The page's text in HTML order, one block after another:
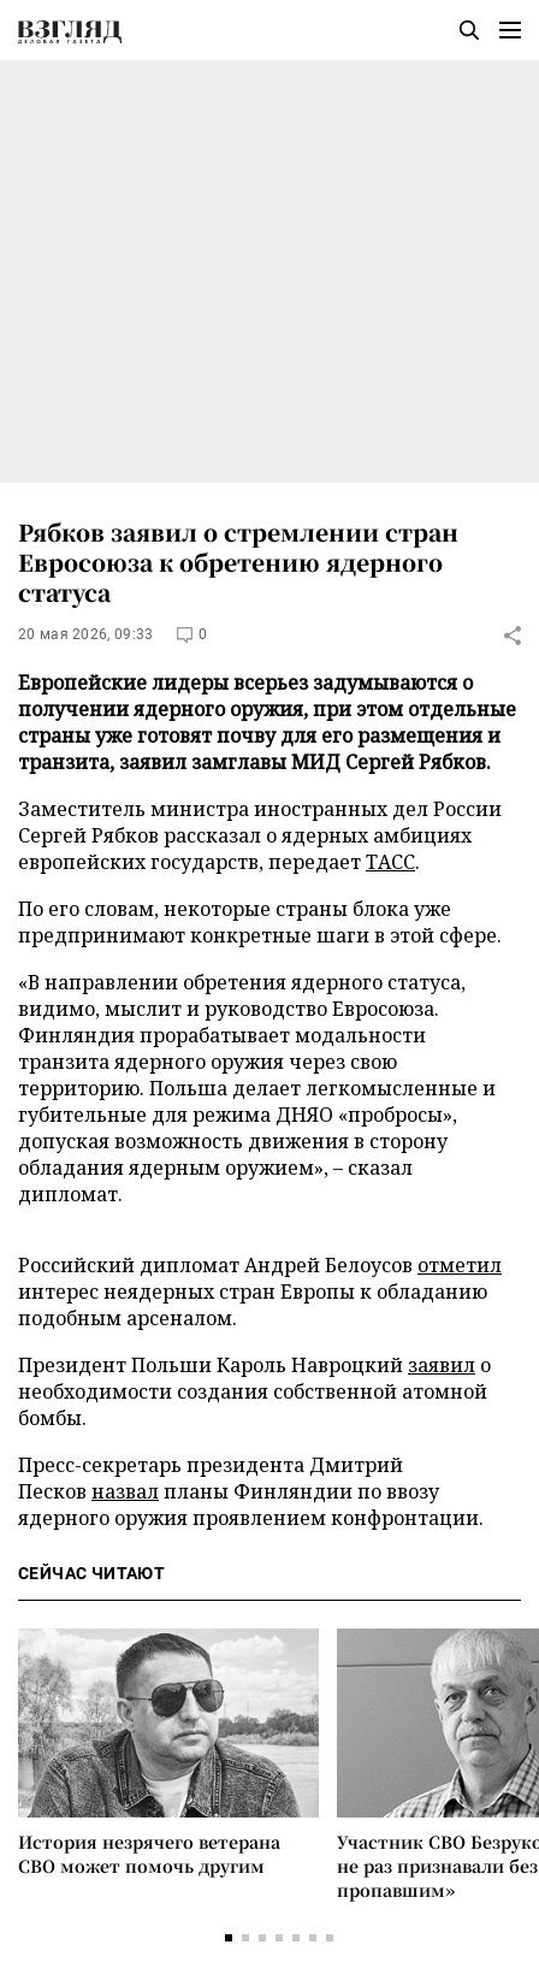
Рябков заявил о стремлении стран
Евросоюза к обретению ядерного
статуса
20 мая 2026, 09:33 0
Европейские лидеры всерьез задумываются о
получении ядерного оружия, при этом отдельные
страны уже готовят почву для его размещения и
транзита, заявил замглавы МИД Сергей Рябков.
Заместитель министра иностранных дел России
Сергей Рябков рассказал о ядерных амбициях
европейских государств, передаетТАСС.
По его словам, некоторые страны блока уже
предпринимают конкретные шаги в этой сфере.
«В направлении обретения ядерного статуса,
видимо, мыслит и руководство Евросоюза.
Финляндия прорабатывает модальности
транзита ядерного оружия через свою
территорию. Польша делает легкомысленные и
губительные для режима ДНЯО «пробросы»,
допуская возможность движения в сторону
обладания ядерным оружием», – сказал
дипломат.
Российский дипломат Андрей Белоусов отметил
интерес неядерных стран Европы к обладанию
подобным арсеналом.
Президент Польши Кароль Навроцкий заявил о
необходимости создания собственной атомной
бомбы.
Пресс-секретарь президента Дмитрий
Песков назвалпланы Финляндии по ввозу
ядерного оружия проявлением конфронтации.
СЕЙЧАС ЧИТАЮТ
История незрячего ветерана
СВО может помочь другим
Участник СВО
не раз признавали
пропавшим»